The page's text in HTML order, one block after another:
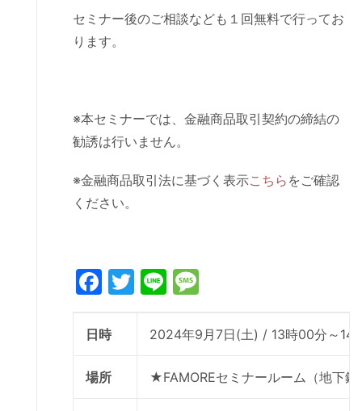
セミナー後のご相談なども１回無料で行ってお
ります。
※本セミナーでは、金融商品取引契約の締結の
勧誘は行いません。
※金融商品取引法に基づく表示こちら をご確認
ください。
Facebook
Twitter
Line
日時 2024年9月7日(土) / 13時00分～14
場所 ★FAMOREセミナールーム（地下